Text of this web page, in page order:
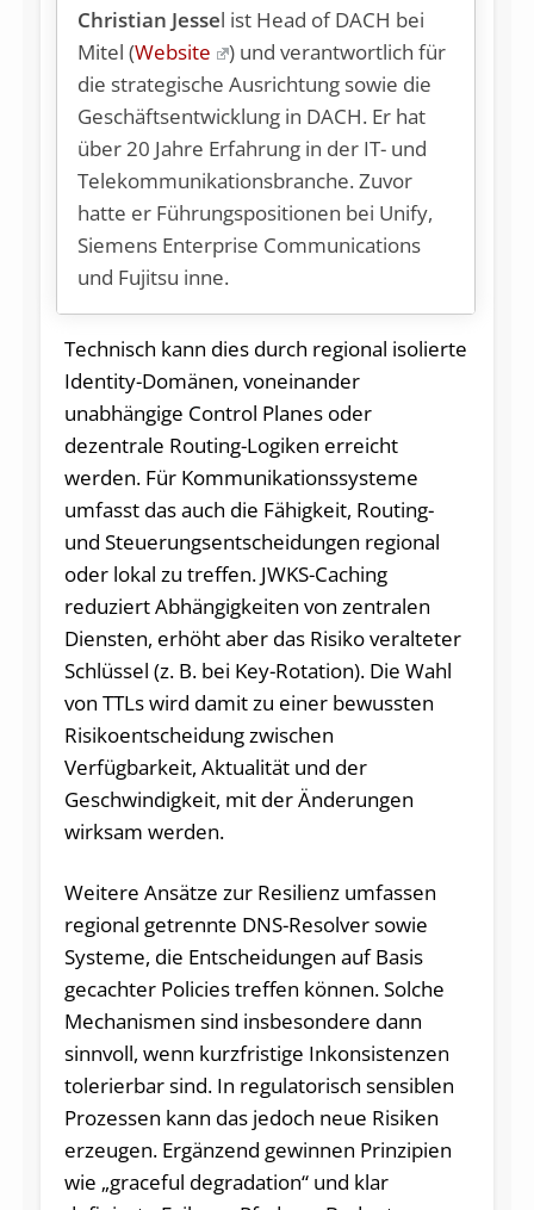
Christian Jessel ist Head of DACH bei
Mitel (Website
) und verantwortlich für
die strategische Ausrichtung sowie die
Geschäftsentwicklung in DACH. Er hat
über 20 Jahre Erfahrung in der IT- und
Tele­kommunikations­branche. Zuvor
hatte er Führungspositionen bei Unify,
Siemens Enterprise Communications
und Fujitsu inne.
Technisch kann dies durch regional isolierte
Identity-Domänen, voneinander
unabhängige Control Planes oder
dezentrale Routing-Logiken erreicht
werden. Für Kommunikationssysteme
umfasst das auch die Fähigkeit, Routing-
und Steuerungsentscheidungen regional
oder lokal zu treffen. JWKS-Caching
reduziert Abhängigkeiten von zentralen
Diensten, erhöht aber das Risiko veralteter
Schlüssel (z. B. bei Key-Rotation). Die Wahl
von TTLs wird damit zu einer bewussten
Risikoentscheidung zwischen
Verfügbarkeit, Aktualität und der
Geschwindigkeit, mit der Änderungen
wirksam werden.
Weitere Ansätze zur Resilienz umfassen
regional getrennte DNS-Resolver sowie
Systeme, die Entscheidungen auf Basis
gecachter Policies treffen können. Solche
Mechanismen sind insbesondere dann
sinnvoll, wenn kurzfristige Inkonsistenzen
tolerierbar sind. In regulatorisch sensiblen
Prozessen kann das jedoch neue Risiken
erzeugen. Ergänzend gewinnen Prinzipien
wie „graceful degradation“ und klar